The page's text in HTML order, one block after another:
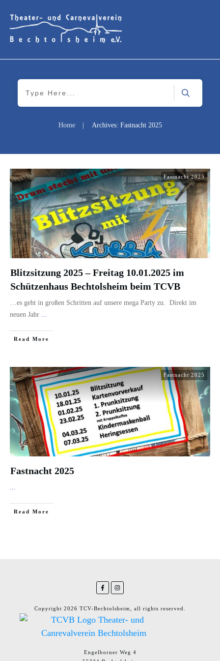
Home Archives: Fastnacht 2025
Fastnacht 2025
Blitzsitzung 2025 – Freitag 10.01.2025 im
Schützenhaus Bechtolsheim beim TCVB
…es geht in großen Schritten auf unsere mega Party zu. Direkt im
neuen Jahr ...
​Read More
Fastnacht 2025
Fastnacht 2025
...
​Read More
Engelborner Weg 4
Copyright 2026 TCV-Bechtolsheim , all rights reserved.